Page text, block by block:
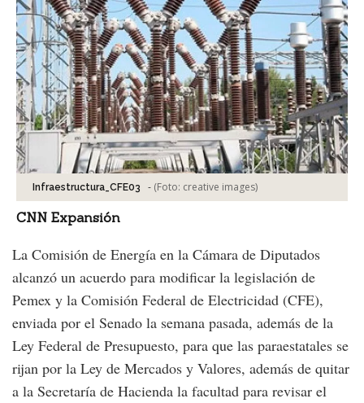
Infraestructura_CFE03 - (Foto: creative images)
CNN Expansión
La Comisión de Energía en la Cámara de Diputados
alcanzó un acuerdo para modificar la legislación de
Pemex y la Comisión Federal de Electricidad (CFE),
enviada por el Senado la semana pasada, además de la
Ley Federal de Presupuesto, para que las paraestatales se
rijan por la Ley de Mercados y Valores, además de quitar
a la Secretaría de Hacienda la facultad para revisar el